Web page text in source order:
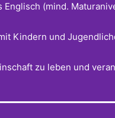
(mind.
Kindern und
zu leben und